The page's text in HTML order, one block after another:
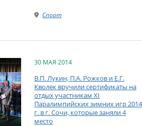
Спорт
30 МАЯ 2014
В.П. Лукин, П.А. Рожков и Е.Г.
Кволек вручили сертификаты на
отдых участникам XI
Паралимпийских зимних игр 2014
г. в г. Сочи, которые заняли 4
место